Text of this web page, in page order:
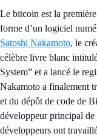
Le bitcoin est la
forme d’un logiciel
Satoshi Nakamoto, le
célèbre livre blanc
System” et a lancé le
Nakamoto a finalement
et du dépôt de code de
développeur principal
développeurs ont